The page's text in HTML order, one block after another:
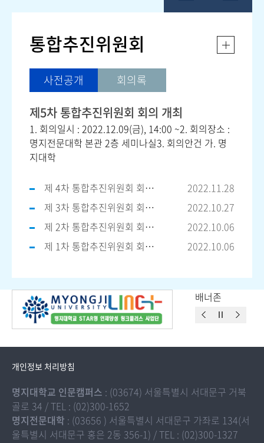
통합추진위원회
사전공개
제5차 통합추진위원회 회의 개최
1. 회의일시 : 2022.12.09(금), 14:00 ~2. 회의장소 :
명지전문대학 본관 2층 세미나실3. 회의안건 가. 명
지대학
제 4차 통합추진위원회 회의 개최
2022.11.28
제 3차 통합추진위원회 회의 개최
2022.10.27
제 2차 통합추진위원회 회의 개최
2022.10.06
제 1차 통합추진위원회 회의 개최
2022.10.06
회의록
배너존
개인정보 처리방침
명지대학교 인문캠퍼스 : (03674) 서울특별시 서대문구 거북
골로 34 / TEL : (02)300-1652
명지전문대학 : (03656 ) 서울특별시 서대문구 가좌로 134(서
울특별시 서대문구 홍은 2동 356-1) / TEL : (02)300-1327